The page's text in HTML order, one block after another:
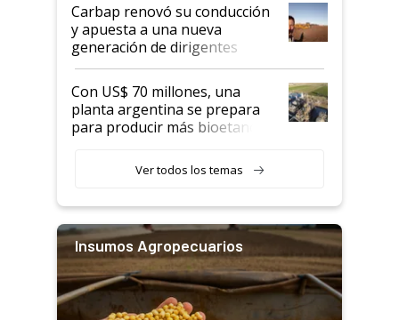
Carbap renovó su conducción
y apuesta a una nueva
generación de dirigentes
rurales
Con US$ 70 millones, una
planta argentina se prepara
para producir más bioetanol
Ver todos los temas
Insumos Agropecuarios